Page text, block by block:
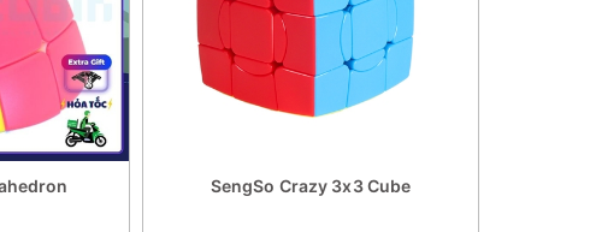
SengSo Crazy 3x3 Cube